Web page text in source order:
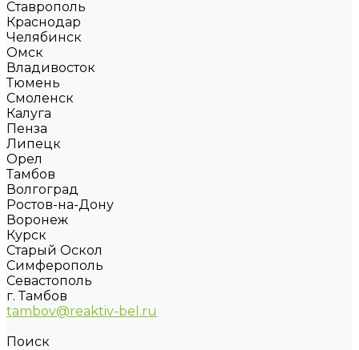
Ставрополь
Краснодар
Челябинск
Омск
Владивосток
Тюмень
Смоленск
Калуга
Пенза
Липецк
Орел
Тамбов
Волгоград
Ростов-на-Дону
Воронеж
Курск
Старый Оскол
Симферополь
Севастополь
г. Тамбов
tambov@reaktiv-bel.ru
Поиск